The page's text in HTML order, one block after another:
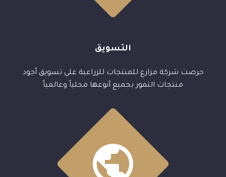
التسويق
حرصت شركة مزارع للمنتجات للزراعية علي تسويق أجود
منتجات التمور بجميع أنوعها محلياً وعالمياً

